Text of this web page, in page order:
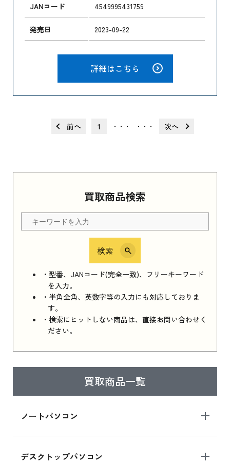
買取商品検索
検索
・型番、JANコード(完全一致)、フリーキーワード
を入力。
・半角全角、英数字等の入力にも対応しておりま
す。
・検索にヒットしない商品は、直接お問い合わせく
ださい。
買取商品一覧
ノートパソコン
デスクトップパソコン
JANコード 4549995431759
発売日 2023-09-22
詳細はこちら
前へ 1 ・・・ ・・・ 次へ